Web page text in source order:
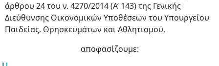
άρθρου 24 του ν. 4270/2014 (Α’ 143) της Γενικής
Διεύθυνσης Οικονομικών Υποθέσεων του Υπουργείου
Παιδείας, Θρησκευμάτων και Αθλητισμού,
αποφασίζουμε: